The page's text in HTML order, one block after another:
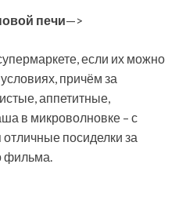
печи—>
если их можно
причём за
аппетитные,
в микроволновке – с
отличные посиделки за
фильма.